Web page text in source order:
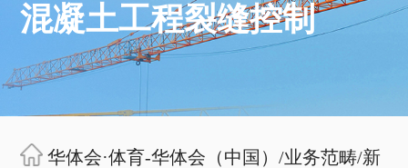
混凝土工程裂缝控制
华体会·体育-华体会（中国）/业务范畴/新